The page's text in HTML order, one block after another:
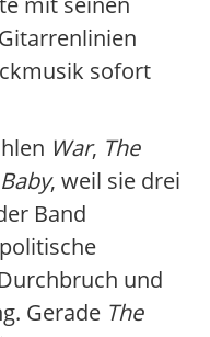
sofort
War, The
, weil sie drei
Band
und
Gerade The